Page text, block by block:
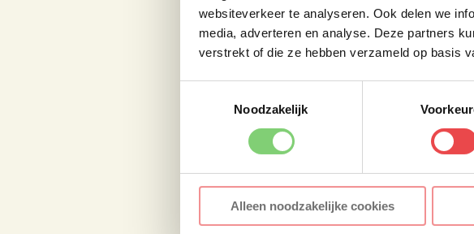
websiteverkeer te analyseren. Ook delen we
media, adverteren en analyse. Deze partners
verstrekt of die ze hebben verzameld op basis
Noodzakelijk
Alleen noodzakelijke cookies